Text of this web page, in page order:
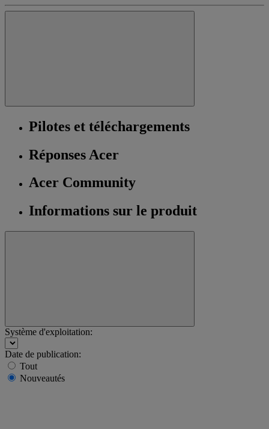
Pilotes et téléchargements
Réponses Acer
Acer Community
Informations sur le produit
Système d'exploitation:
Date de publication:
Tout
Nouveautés